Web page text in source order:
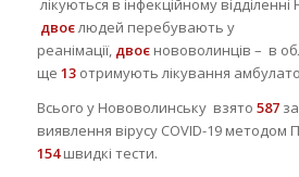
лікуються в інфекційному
двоєлюдей перебувають у
реанімації, двоєнововолинців – в
ще 13отримують лікування
Всього у Нововолинську взято 587
виявлення вірусу COVID-19 методом
154швидкі тести.